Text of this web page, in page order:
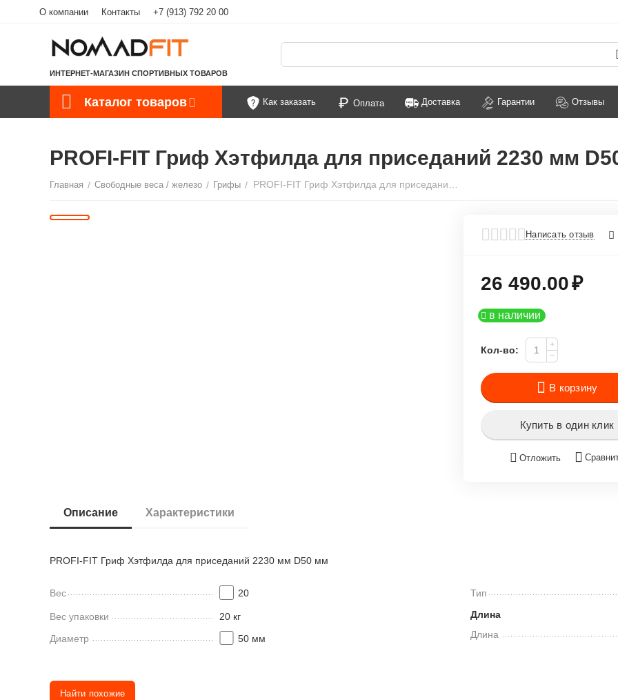
О компании Контакты +7 (913) 792 20 00
ИНТЕРНЕТ-МАГАЗИН СПОРТИВНЫХ ТОВАРОВ
Каталог товаров Как заказать Оплата Доставка Гарантии Отзывы
PROFI-FIT Гриф Хэтфилда для приседаний 2230 мм
Главная / Свободные веса / железо / Грифы /
Написать отзыв
26 490.00₽
в наличии
Кол-во:
+
−
В корзину
Купить в один клик
Отложить
Описание Характеристики
PROFI-FIT Гриф Хэтфилда для приседаний 2230 мм D50 мм
Вес 20
Вес упаковки
20 кг
Диаметр
50 мм
Тип
Длина
Длина
Найти похожие